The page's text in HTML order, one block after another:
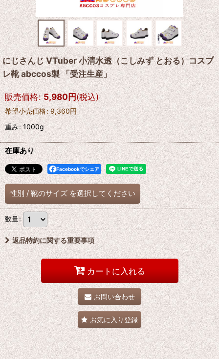
にじさんじ VTuber 小清水透（こしみず とおる）コスプ
レ靴 abccos製 「受注生産」
販売価格: 5,980円(税込)
希望小売価格: 9,360円
重み:1000g
在庫あり
Facebookでシェア
性別 / 靴のサイズ を選択してください
数量:
返品特約に関する重要事項
カートに入れる
お問い合わせ
お気に入り登録